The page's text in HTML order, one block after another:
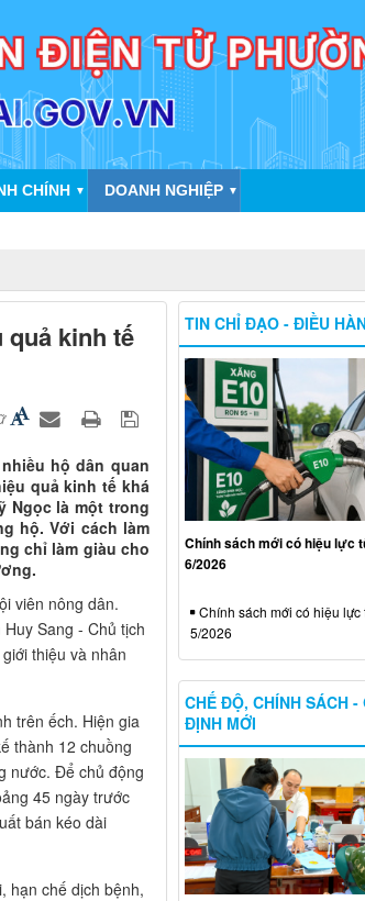
CHÍNH ▼ DOANH NGHIỆP ▼
quả kinh tế
hộ dân quan
quả kinh tế khá
Ngọc là một trong
hộ. Với cách làm
chỉ làm giàu cho
viên nông dân.
Sang - Chủ tịch
thiệu và nhân
trên ếch. Hiện gia
thành 12 chuồng
nước. Để chủ động
45 ngày trước
bán kéo dài
hạn chế dịch bệnh,
TIN CHỈ ĐẠO - ĐIỀU
Chính sách mới có hiệu lực
6/2026
Chính sách mới có hiệu lực
5/2026
CHẾ ĐỘ, CHÍNH SÁCH -
ĐỊNH MỚI